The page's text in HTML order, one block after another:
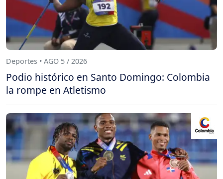
Deportes • AGO 5 / 2026
Podio histórico en Santo Domingo: Colombia
la rompe en Atletismo